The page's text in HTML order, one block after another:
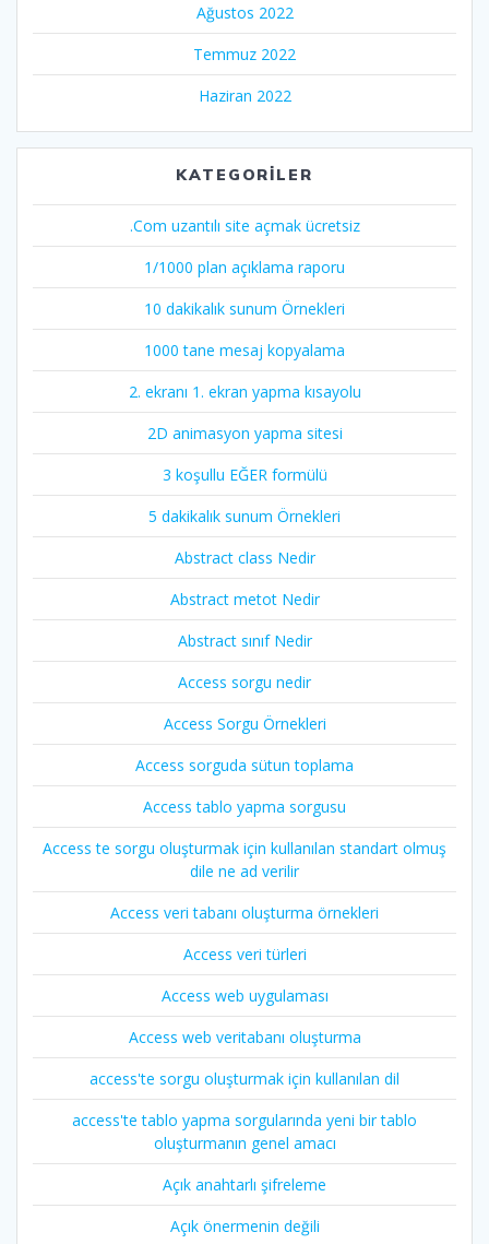
Ağustos 2022
Temmuz 2022
Haziran 2022
KATEGORILER
.Com uzantılı site açmak ücretsiz
1/1000 plan açıklama raporu
10 dakikalık sunum Örnekleri
1000 tane mesaj kopyalama
2. ekranı 1. ekran yapma kısayolu
2D animasyon yapma sitesi
3 koşullu EĞER formülü
5 dakikalık sunum Örnekleri
Abstract class Nedir
Abstract metot Nedir
Abstract sınıf Nedir
Access sorgu nedir
Access Sorgu Örnekleri
Access sorguda sütun toplama
Access tablo yapma sorgusu
Access te sorgu oluşturmak için kullanılan standart olmuş
dile ne ad verilir
Access veri tabanı oluşturma örnekleri
Access veri türleri
Access web uygulaması
Access web veritabanı oluşturma
access'te sorgu oluşturmak için kullanılan dil
access'te tablo yapma sorgularında yeni bir tablo
oluşturmanın genel amacı
Açık anahtarlı şifreleme
Açık önermenin değili